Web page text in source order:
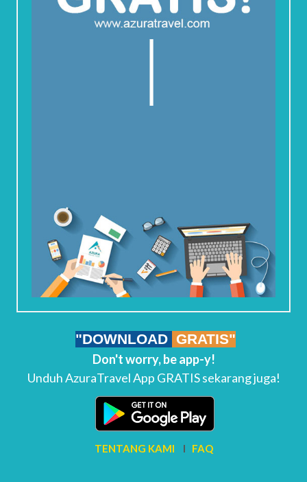
"DOWNLOAD GRATIS"
Don't worry, be app-y!
Unduh AzuraTravel App GRATIS sekarang juga!
TENTANG KAMI I FAQ